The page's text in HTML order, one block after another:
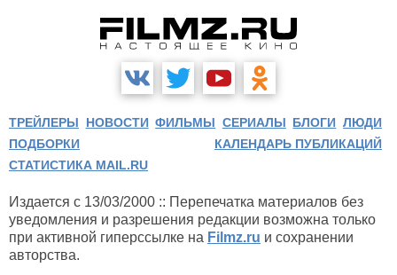
ТРЕЙЛЕРЫ НОВОСТИ ФИЛЬМЫ СЕРИАЛЫ БЛОГИ ЛЮДИ
ПОДБОРКИ
КАЛЕНДАРЬ ПУБЛИКАЦИЙ
СТАТИСТИКА MAIL.RU
Издается с 13/03/2000 :: Перепечатка материалов без
уведомления и разрешения редакции возможна только
при активной гиперссылке на Filmz.ru и сохранении
авторства.